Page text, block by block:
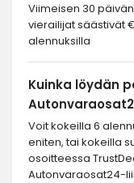
Viimeisen 30
vierailijat säästivät
alennuksilla
Kuinka löydän
Voit kokeilla 6
eniten, tai kokeilla
osoitteessa
Autonvaraosat24-